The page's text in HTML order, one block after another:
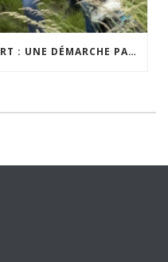
VISITE PARTAGÉE À WALCOURT : UNE DÉMARCHE PARTICIPATIVE ANIMÉE PAR ESPACE ENVIRONNEMENT